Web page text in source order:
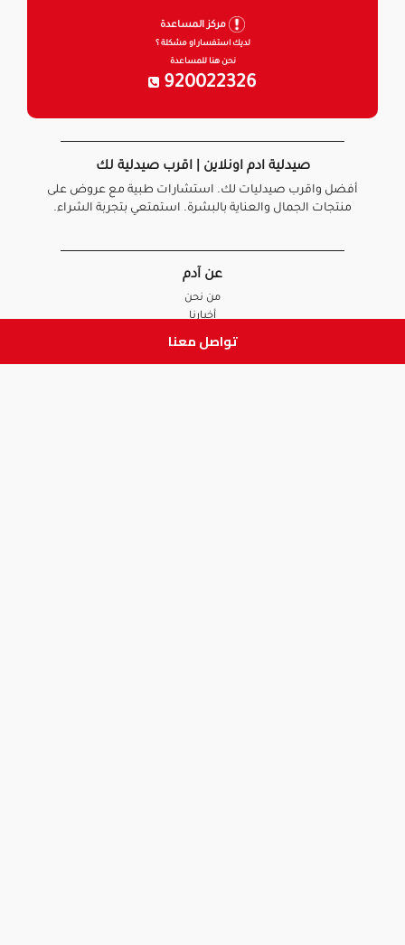
تواصل معنا
مركز المساعدة
لديك استفسار او مشكلة ؟
نحن هنا للمساعدة
920022326
صيدلية ادم اونلاين | اقرب صيدلية لك
أفضل واقرب صيدليات لك. استشارات طبية مع عروض على
منتجات الجمال والعناية بالبشرة. استمتعي بتجربة الشراء.
عن آدم
من نحن
أخبارنا
الأسئلة الشائعة
تواصل معنا